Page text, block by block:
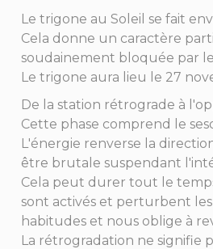
Le trigone au Soleil se fait
Cela donne un caractère
soudainement bloquée par
Le trigone aura lieu le 27
De la station rétrograde à
Cette phase comprend le
L'énergie renverse la
être brutale suspendant
Cela peut durer tout le
sont activés et perturbent
habitudes et nous oblige à
La rétrogradation ne signifie